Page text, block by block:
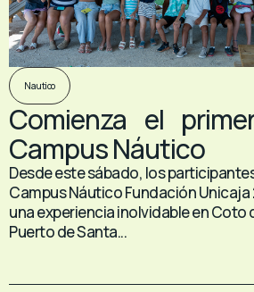
Nautico
Comienza el
Campus Náutico
Desde este sábado, los
Campus Náutico Fundación
una experiencia inolvidable en Coto
Puerto de Santa...